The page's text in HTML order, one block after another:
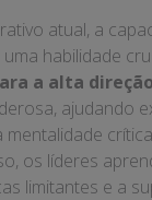
atual, a
habilidade
a alta direção
ajudando
mentalidade
os líderes
limitantes e a